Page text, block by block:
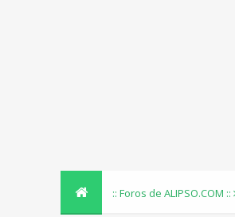
:: Foros de ALIPSO.COM ::